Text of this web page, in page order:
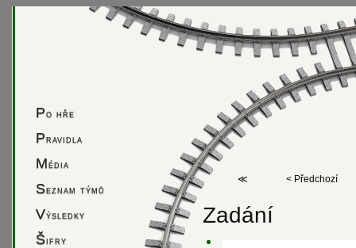
Po hře
Pravidla
Média
Seznam týmů
Výsledky
Šifry
≪ < Předchozí
Zadání